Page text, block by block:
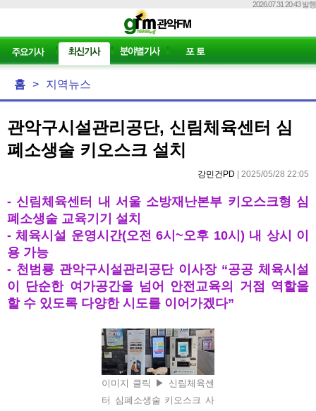
2026.07.31 20:43 발행
홈 > 지역뉴스
관악구시설관리공단, 신림체육센터 심
폐소생술 키오스크 설치
강민건PD | 2025/05/28 22:05
- 신림체육센터 내 서울 소방재난본부 키오스크형 심
폐소생술 교육기기 설치
-체육시설 운영시간(오전6시~오후 10시 ) 내 상시 이
용 가능
- 천범룡 관악구시설관리공단 이사장 “공공 체육시설
이 단순한 여가공간을 넘어 안전교육의 거점 역할을
할 수 있도록 다양한 시도를 이어가겠다”
이미지 클릭 ▶ 신림체육센
터 심폐소생술 키오스크 사